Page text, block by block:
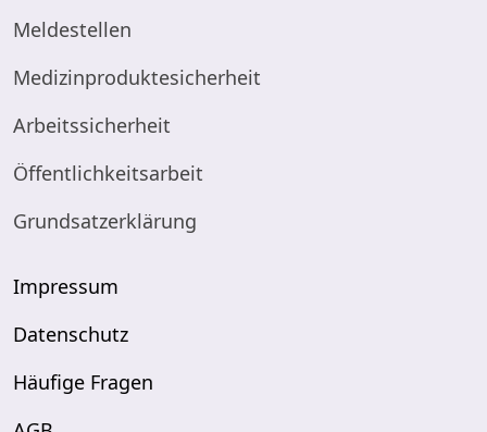
Meldestellen
Medizinproduktesicherheit
Arbeitssicherheit
Öffentlichkeitsarbeit
Grundsatzerklärung
Impressum
Datenschutz
Häufige Fragen